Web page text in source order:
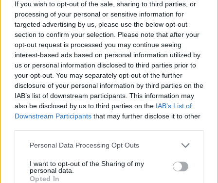
If you wish to opt-out of the sale, sharing to third parties, or
processing of your personal or sensitive information for
targeted advertising by us, please use the below opt-out
section to confirm your selection. Please note that after your
opt-out request is processed you may continue seeing
interest-based ads based on personal information utilized by
us or personal information disclosed to third parties prior to
your opt-out. You may separately opt-out of the further
disclosure of your personal information by third parties on the
IAB’s list of downstream participants. This information may
also be disclosed by us to third parties on the IAB’s List of
Downstream Participants that may further disclose it to other
Personal Data Processing Opt Outs
I want to opt-out of the Sharing of my
personal data.
Opted In
maksettu sairausajan palkkaa
Finnairin lennoista osan lentää jatkossa
toinen lentoyhtiö – matkustajille tärkeä
rajoitus
Lapin pelastushelikopteri Aslakin toiminta
päättyy – rahat loppuivat
Kela muuttaa terapiakäytäntöä